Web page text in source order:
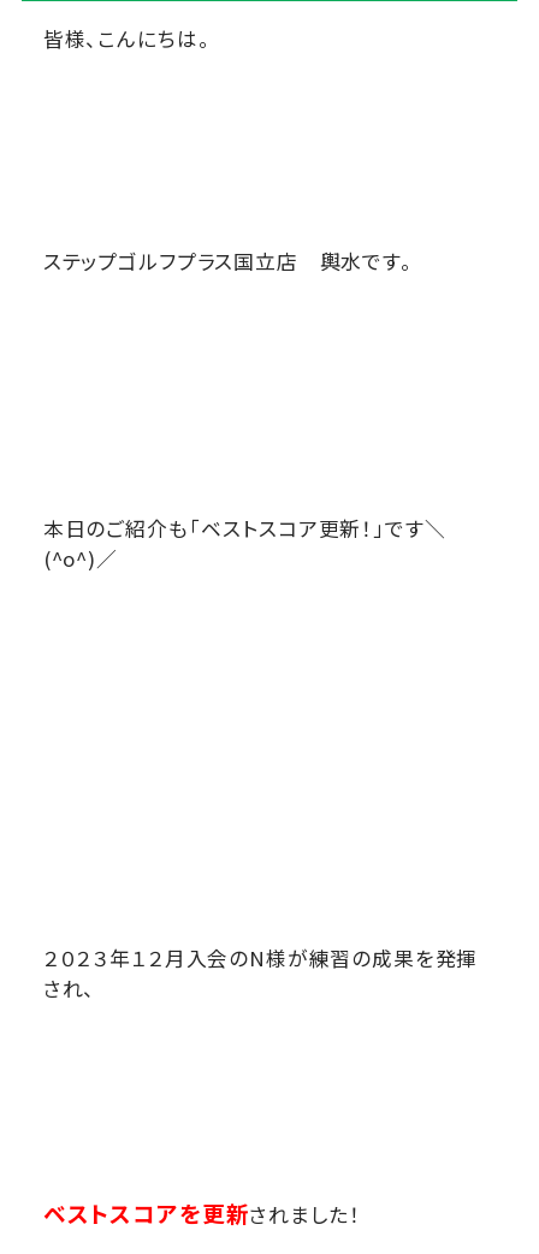
皆様、こんにちは。
ステップゴルフプラス国立店 輿水です。
本日のご紹介も「ベストスコア更新！」です＼
(^o^)／
２０２３年１２月入会のN様が練習の成果を発揮
され、
ベストスコアを更新されました！